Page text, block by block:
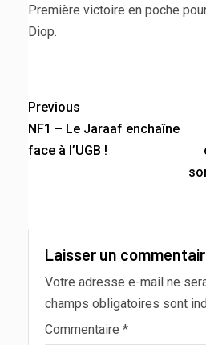
Première victoire en poche
Diop.
Previous
NF1 – Le Jaraaf enchaîne
face à l’UGB !
Laisser un
Votre adresse e-mail ne
champs obligatoires sont
Commentaire *